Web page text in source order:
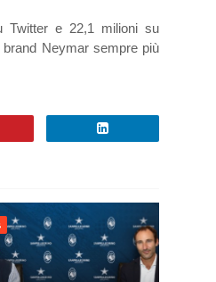
Twitter e 22,1 milioni su
Neymar sempre più